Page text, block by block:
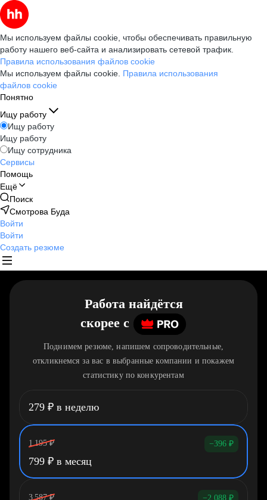
Мы используем файлы cookie, чтобы обеспечивать правильную
работу нашего веб-сайта и анализировать сетевой трафик.
Правила использования файлов cookie
Мы используем файлы cookie. Правила использования
файлов cookie
Понятно
Ищу работу
Ищу работу
Ищу работу
Ищу сотрудника
Сервисы
Помощь
Ещё
Поиск
Смотрова Буда
Войти
Войти
Создать резюме
Работа найдётся
скорее c
Поднимем резюме, напишем сопроводительные,
откликнемся за вас в выбранные компании и покажем
статистику по конкурентам
279 ₽ в неделю
1 195 ₽ −396 ₽
799 ₽ в месяц
3 587 ₽ −2 088 ₽